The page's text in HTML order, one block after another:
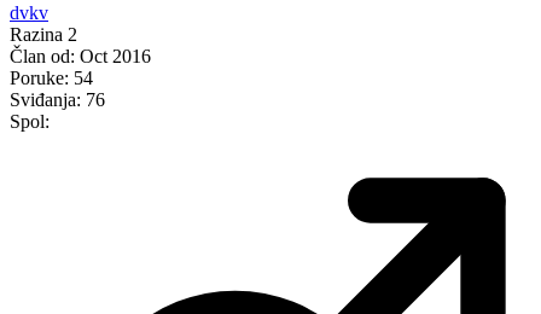
dvkv
Razina 2
Član od: Oct 2016
Poruke: 54
Sviđanja: 76
Spol: